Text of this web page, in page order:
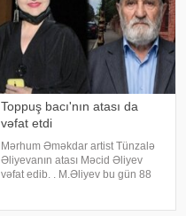
Toppuş bacı'nın atası da
vəfat etdi
Mərhum Əməkdar artist Tünzalə
Əliyevanın atası Məcid Əliyev
vəfat edib. . M.Əliyev bu gün 88